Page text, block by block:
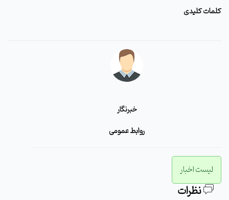
کلمات کلیدی
خبرنگار
روابط عمومی
لیست اخبار
نظرات